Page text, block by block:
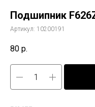
Подшипник
Артикул: 10200191
80 р.